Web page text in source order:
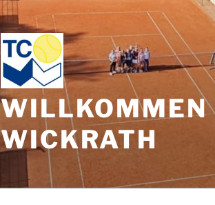
WILLKOMMEN
WICKRATH